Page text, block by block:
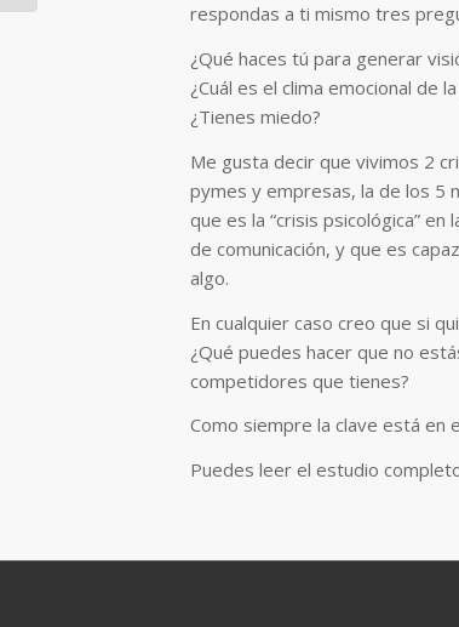
respondas a ti mismo tres
¿Qué haces tú para generar
¿Cuál es el clima emocional de
¿Tienes miedo?
Me gusta decir que vivimos 2
pymes y empresas, la de los 5
que es la “crisis psicológica”
de comunicación, y que es
algo.
En cualquier caso creo que si
¿Qué puedes hacer que no
competidores que tienes?
Como siempre la clave está en
Puedes leer el estudio